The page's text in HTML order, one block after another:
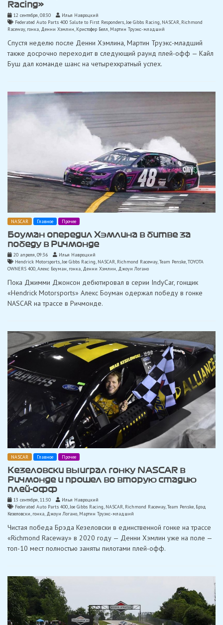
Racing»
12 сентября, 08:30
Илья Навроцкий
Federated Auto Parts 400 Salute to First Responders,Joe Gibbs Racing, NASCAR, Richmond
Raceway, гонка, Денни Хэмлин, Кристофер Белл, Мартин Труэкс-младший
Спустя неделю после Денни Хэмлина, Мартин Труэкс-младший
также досрочно переходит в следующий раунд плей-офф — Кайл
Буш дал команде шанс на четырехкратный успех.
NASCAR Главное Прочее
Боуман опередил Хэмлина в битве за
победу в Ричмонде
20 апреля, 09:36
Илья Навроцкий
Hendrick Motorsports Joe Gibbs Racing NASCAR Richmond Raceway, Team Penske TOYOTA
OWNERS 400 Алекс Боуман гонка Денни Хэмлин Джоуи Логано
Пока Джимми Джонсон дебютировал в серии IndyCar, гонщик
«Hendrick Motorsports» Алекс Боуман одержал победу в гонке
NASCAR на трассе в Ричмонде.
NASCAR Главное Прочее
Кезеловски выиграл гонку NASCAR в
Ричмонде и прошел во вторую стадию
плей-офф
13 сентября, 11:30
Илья Навроцкий
Federated Auto Parts 400,Joe Gibbs Racing, NASCAR, Richmond Raceway,Team Penske, Брэд
Кезеловски, гонка, Джоуи Логано, Мартин Труэкс-младший
Чистая победа Брэда Кезеловски в единственной гонке на трассе
«Richmond Raceway» в 2020 году — Денни Хэмлин уже на поле —
топ-10 мест полностью заняты пилотами плей-офф.